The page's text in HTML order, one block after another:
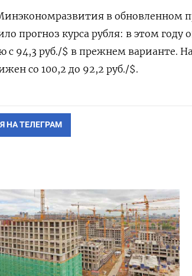
в обновленном
прогноз курса рубля: в этом году
с 94,3 руб./$ в прежнем варианте.
со 100,2 до 92,2 руб./$.
НА ТЕЛЕГРАМ